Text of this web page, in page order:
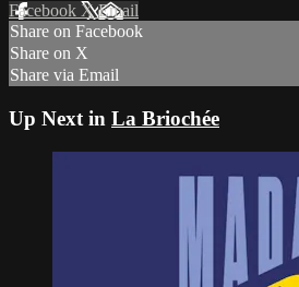
Facebook XEmail
Share on Facebook
Share on X
Share via Email
Up Next in La Briochée